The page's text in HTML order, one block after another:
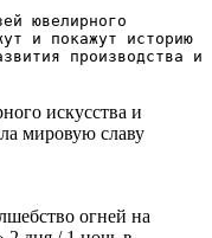
и покажут историю
производства и
искусства и
мировую славу